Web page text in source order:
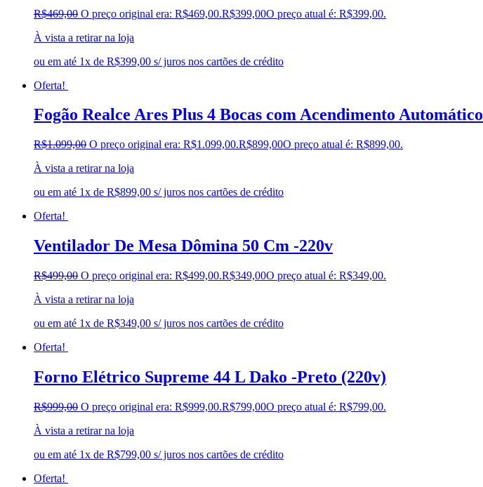
R$469,00 O preço original era: R$469,00.R$399,00O preço atual é: R$399,00.
À vista a retirar na loja
ou em até 1x de R$399,00 s/ juros nos cartões de crédito
Oferta!
Fogão Realce Ares Plus 4 Bocas com Acendimento
R$1.099,00 O preço original era: R$1.099,00.R$899,00O preço atual é: R$899,00.
À vista a retirar na loja
ou em até 1x de R$899,00 s/ juros nos cartões de crédito
Oferta!
Ventilador De Mesa Dômina 50 Cm -220v
R$499,00 O preço original era: R$499,00.R$349,00O preço atual é: R$349,00.
À vista a retirar na loja
ou em até 1x de R$349,00 s/ juros nos cartões de crédito
Oferta!
Forno Elétrico Supreme 44 L Dako -Preto (220v)
R$999,00 O preço original era: R$999,00.R$799,00O preço atual é: R$799,00.
À vista a retirar na loja
ou em até 1x de R$799,00 s/ juros nos cartões de crédito
Oferta!